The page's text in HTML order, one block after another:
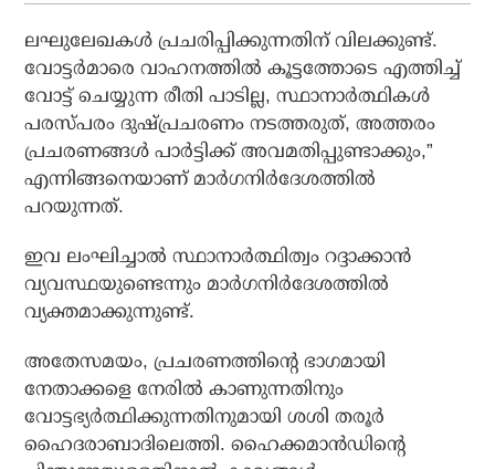
ലഘുലേഖകള്‍ പ്രചരിപ്പിക്കുന്നതിന് വിലക്കുണ്ട്.
വോട്ടര്‍മാരെ വാഹനത്തില്‍ കൂട്ടത്തോടെ എത്തിച്ച്
വോട്ട് ചെയ്യുന്ന രീതി പാടില്ല, സ്ഥാനാര്‍ത്ഥികള്‍
പരസ്പരം ദുഷ്പ്രചരണം നടത്തരുത്, അത്തരം
പ്രചരണങ്ങള്‍ പാര്‍ട്ടിക്ക് അവമതിപ്പുണ്ടാക്കും,”
എന്നിങ്ങനെയാണ് മാര്‍ഗനിര്‍ദേശത്തില്‍
പറയുന്നത്.
ഇവ ലംഘിച്ചാല്‍ സ്ഥാനാര്‍ത്ഥിത്വം റദ്ദാക്കാന്‍
വ്യവസ്ഥയുണ്ടെന്നും മാര്‍ഗനിര്‍ദേശത്തില്‍
വ്യക്തമാക്കുന്നുണ്ട്.
അതേസമയം, പ്രചരണത്തിന്റെ ഭാഗമായി
നേതാക്കളെ നേരില്‍ കാണുന്നതിനും
വോട്ടഭ്യര്‍ത്ഥിക്കുന്നതിനുമായി ശശി തരൂര്‍
ഹൈദരാബാദിലെത്തി. ഹൈക്കമാന്‍ഡിന്റെ